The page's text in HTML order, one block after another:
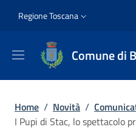
Slim top
Regione Toscana
Comune di
Briciole di
Home / Novità /
I Pupi di Stac, lo spettacolo